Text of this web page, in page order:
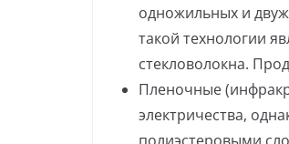
одножильных и
такой технологии
стекловолокна.
Пленочные
электричества,